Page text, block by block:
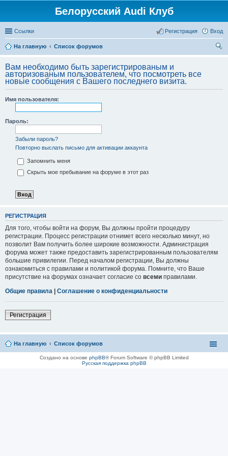
Белорусский Audi Клуб
Ссылки Вход
Регистрация
На главную
Список форумов
Вам необходимо быть зарегистрированым и
авторизованым пользователем, что посмотреть все
новые сообщения с Вашего последнего визита.
Имя пользователя:
Пароль:
Забыли пароль?
Повторно выслать письмо для активации аккаунта
Запомнить меня
Скрыть мое пребывание на форуме в этот раз
РЕГИСТРАЦИЯ
Для того, чтобы войти на форум, Вы должны пройти процедуру
регистрации. Процесс регистрации отнимет всего несколько минут, но
позволит Вам получить более широкие возможности. Администрация
форума может также предоставить зарегистрированным пользователям
большие привилегии. Перед началом регистрации, Вы должны
ознакомиться с правилами и политикой форума. Помните, что Ваше
присутствие на форумах означает согласие со всеми правилами.
Общие правила | Соглашение о конфиденциальности
Регистрация
На главную Список форумов
Создано на основе phpBB® Forum Software © phpBB Limited
Русская поддержка phpBB